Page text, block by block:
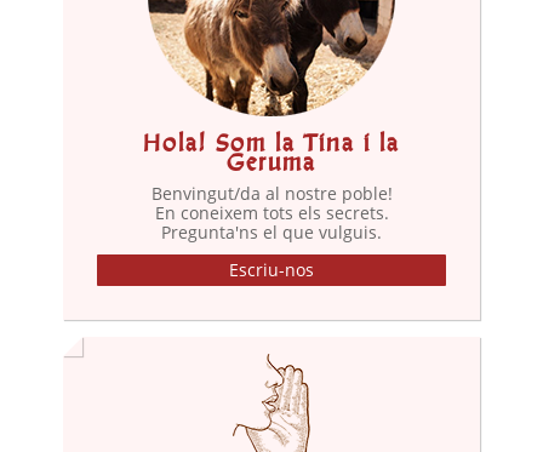
Hola! Som la Tina i la
Geruma
Benvingut/da al nostre poble!
En coneixem tots els secrets.
Pregunta'ns el que vulguis.
Escriu-nos